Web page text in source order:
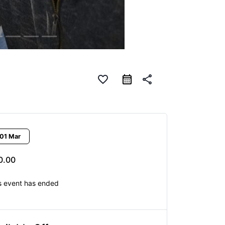
favorite_border calendar_month share
01 Mar
event has ended